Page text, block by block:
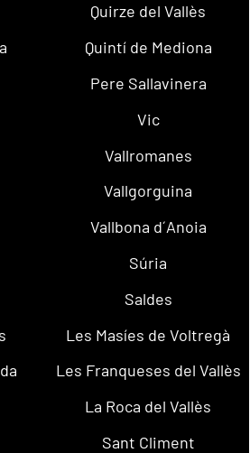
Quirze del Vallès
Quintí de Mediona
Pere Sallavinera
Vic
Vallromanes
Vallgorguina
Vallbona d´Anoia
Súria
Saldes
Les Masíes de Voltregà
Les Franqueses del Vallès
La Roca del Vallès
Sant Climent